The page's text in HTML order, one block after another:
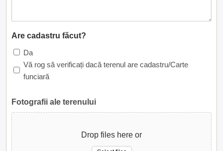
Are cadastru făcut?
Da
Vă rog să verificați dacă terenul are cadastru/Carte
funciară
Fotografii ale terenului
Drop files here or